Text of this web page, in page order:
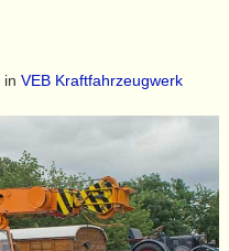
in VEB Kraftfahrzeugwerk